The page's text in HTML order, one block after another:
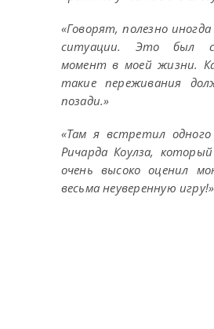
«Говорят, полезно
ситуации. Это был
момент в моей жизни.
такие переживания
позади.»
«Там я встретил
Ричарда Коулза,
очень высоко оценил
весьма неуверенную игру!»